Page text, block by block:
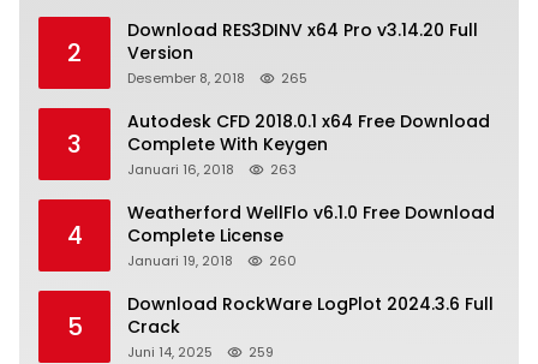
2
Download RES3DINV x64 Pro v3.14.20 Full
Version
Desember 8, 2018 265
3
Autodesk CFD 2018.0.1 x64 Free Download
Complete With Keygen
Januari 16, 2018 263
4
Weatherford WellFlo v6.1.0 Free Download
Complete License
Januari 19, 2018 260
5
Download RockWare LogPlot 2024.3.6 Full
Crack
Juni 14, 2025 259